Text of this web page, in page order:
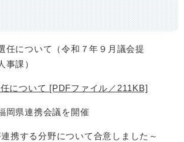
任について（令和７年９月議会提
課）
について [PDFファイル／211KB]
岡県連携会議を開催
携する分野について合意しました～